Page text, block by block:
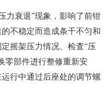
力衰退”现象，影响了前钳
不稳定而造成条干不匀和
摇架压力情况、检査“压
零部件进行整修重新安
行中通过后座处的调节螺